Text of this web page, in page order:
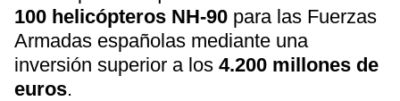
100 helicópteros NH-90 para las Fuerzas
Armadas españolas mediante una
inversión superior a los 4.200 millones de
euros.